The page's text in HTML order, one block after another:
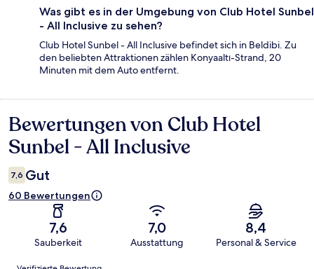
Was gibt es in der Umgebung von Club Hotel Sunbel
- All Inclusive zu sehen?
Club Hotel Sunbel - All Inclusive befindet sich in Beldibi. Zu
den beliebten Attraktionen zählen Konyaaltı-Strand, 20
Minuten mit dem Auto entfernt.
Bewertungen
Bewertungen von Club Hotel
Sunbel - All Inclusive
7,6 Gut
60 Bewertungen
7,6
Sauberkeit
7,0
Ausstattung
8,4
Personal & Service
Bewertungen